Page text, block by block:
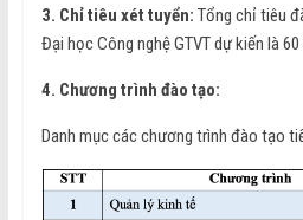
3. Chỉ tiêu xét tuyển: Tổng chỉ tiêu
Đại học Công nghệ GTVT dự kiến là
4. Chương trình đào tạo:
Danh mục các chương trình đào tạo